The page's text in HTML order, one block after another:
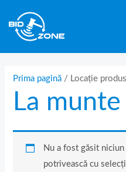
content
Prima pagină / Locație
La munte
Nu a fost găsit niciun
potrivească cu